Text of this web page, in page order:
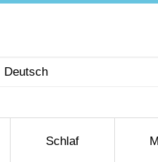
Sprache
Schlaf